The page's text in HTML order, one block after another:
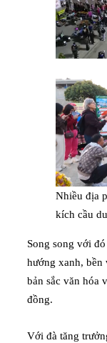
Nhiều địa
kích cầu
Song song với
hướng xanh,
bản sắc văn hóa
đồng.
Với đà tăng